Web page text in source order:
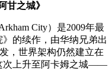
甘之城》
City）是2009年最
的续作，由华纳兄弟出
，世界架构仍然建立在
次上升至阿卡姆之城——